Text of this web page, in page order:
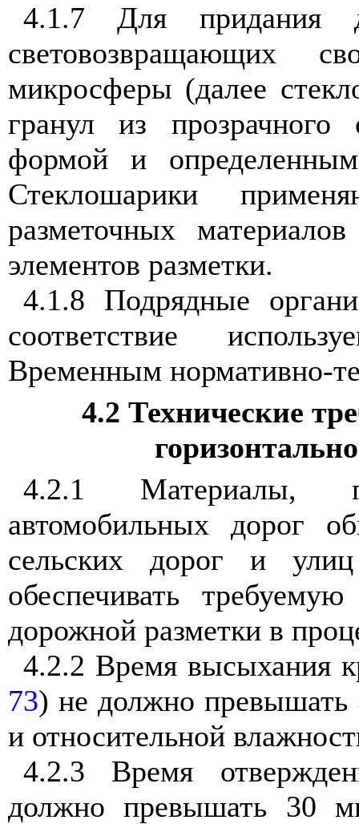
4.1.7 Для придания
световозвращающих
микросферы (далее
гранул из
формой и определенным
Стеклошарики
разметочных
элементов разметки.
4.1.8 Подрядные
соответствие
Временным нормативно-
4.2 Технические
4.2.1 Материалы,
автомобильных дорог
сельских дорог и
обеспечивать
дорожной разметки в
4.2.2 Время высыхания
73) не должно превышать
и относительной
4.2.3 Время
должно превышать 30